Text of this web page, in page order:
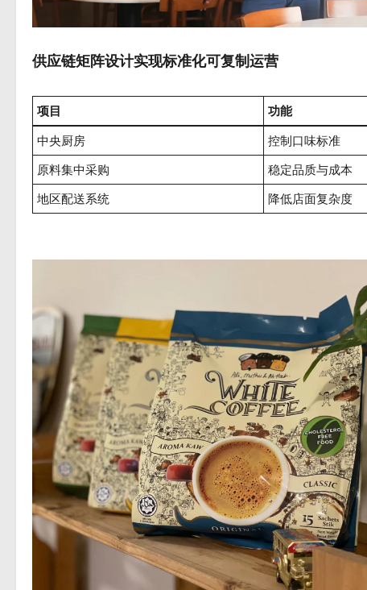
供应链矩阵设计实现标准化可复制运营
项目 功能
中央厨房
控制口味标准
原料集中采购
稳定品质与成本
地区配送系统
降低店面复杂度